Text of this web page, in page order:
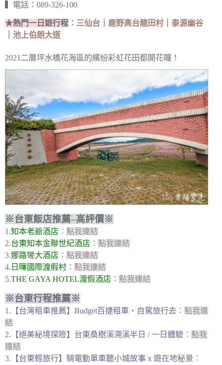
▍電話：089-326-100
★熱門一日遊行程 ︰ 三仙台 鹿野高台龍田村
泰源幽谷
池上伯朗大道
2021二層坪水橋花海區的繽紛彩虹花田都開花囉！
※台東飯店推薦–高評價※
1.知本老爺酒店 ︰ 點我連結
2.台東知本金聯世紀酒店 ︰ 點我連結
3.娜路彎大酒店 ︰ 點我連結
4. 日暉國際渡假村 ︰ 點我連結
5.THE GAYA HOTEL渡假酒店 ︰ 點我連結
※台東行程推薦※
1. 【台灣租車推薦】Budget百捷租車・自駕旅行去 ︰ 點我連
結
2. 【絕美秘境探險】台東桑樹溪溯溪半日 / 一日體驗 ︰ 點我
連結
3. 【台東輕旅行】騎電動單車聽小城故事 x 遊在地秘景 ︰